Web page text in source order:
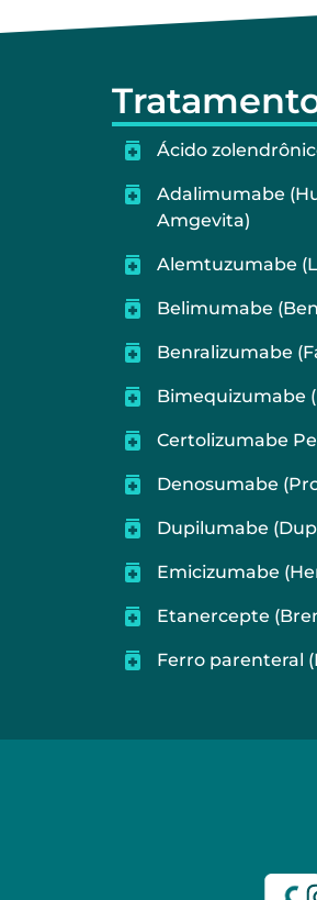
Ácido
Adalimumabe
Amgevita)
Alemtuzumabe
Belimumabe
Benralizumabe
Bimequizumabe
Certolizumabe
Denosumabe
Dupilumabe
Emicizumabe
Etanercepte
Ferro parenteral